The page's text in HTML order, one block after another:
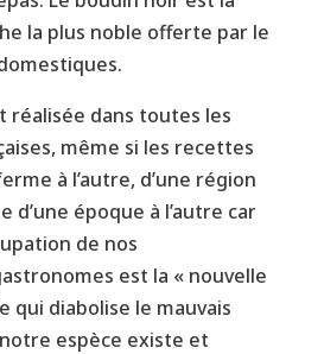
la plus noble offerte par le
réalisée dans toutes les
même si les recettes
à l’autre, d’une région
d’une époque à l’autre car
de nos
est la « nouvelle
qui diabolise le mauvais
espèce existe et